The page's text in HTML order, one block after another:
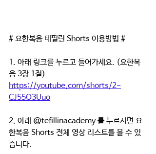
# 요한복음 테필린 Shorts 이용방법 #
1. 아래 링크를 누르고 들어가세요. (요한복
음 3장 1절)
https://youtube.com/shorts/2-
CJ55O3Uuo
2. 아래 @tefillinacademy 를 누르시면 요
한복음 Shorts 전체 영상 리스트를 볼 수 있
습니다.